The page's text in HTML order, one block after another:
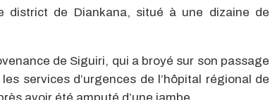
de Diankana, situé à une dizaine de
de Siguiri, qui a broyé sur son passage
services d’urgences de l’hôpital régional de
avoir été amputé d’une jambe.